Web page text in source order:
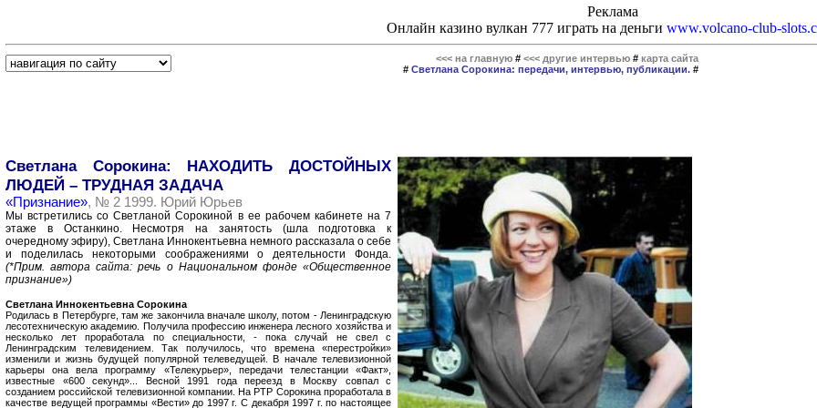
Реклама
Онлайн казино вулкан 777 играть на деньги www.volcano-club-
<<< на главную # <<< другие интервью # карта сайта
# Светлана Сорокина: передачи, интервью, публикации. #
Светлана Сорокина: НАХОДИТЬ ДОСТОЙНЫХ
ЛЮДЕЙ – ТРУДНАЯ ЗАДАЧА
«Признание», № 2 1999. Юрий Юрьев
Мы встретились со Светланой Сорокиной в ее рабочем кабинете на 7
этаже в Останкино. Несмотря на занятость (шла подготовка к
очередному эфиру), Светлана Иннокентьевна немного рассказала о себе
и поделилась некоторыми соображениями о деятельности Фонда.
(*Прим. автора сайта: речь о Национальном фонде «Общественное
признание»)
Светлана Иннокентьевна Сорокина
Родилась в Петербурге, там же закончила вначале школу, потом - Ленинградскую
лесотехническую академию. Получила профессию инженера лесного хозяйства и
несколько лет проработала по специальности, - пока случай не свел с
Ленинградским телевидением. Так получилось, что времена «перестройки»
изменили и жизнь будущей популярной телеведущей. В начале телевизионной
карьеры она вела программу «Телекурьер», передачи телестанции «Факт»,
известные «600 секунд»... Весной 1991 года переезд в Москву совпал с
созданием российской телевизионной компании. На РТР Сорокина проработала в
качестве ведущей программы «Вести» до 1997 г. С декабря 1997 г. по настоящее